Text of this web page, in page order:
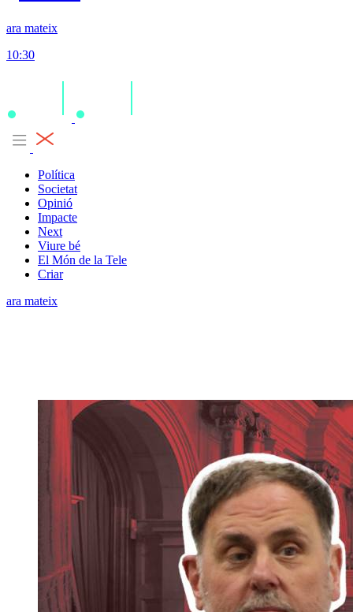
ara mateix
10:30
Política
Societat
Opinió
Impacte
Next
Viure bé
El Món de la Tele
Criar
ara mateix